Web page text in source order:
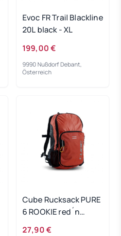
Evoc FR Trail Blackline
20L black - XL
199,00 €
9990 Nußdorf Debant,
Österreich
Cube Rucksack PURE
6 ROOKIE red´n
27,90 €